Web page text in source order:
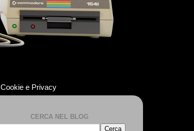
Cookie e Privacy
CERCA NEL BLOG